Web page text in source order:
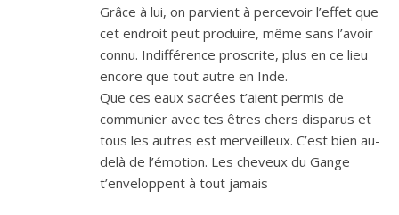
Grâce à lui, on parvient à percevoir l’effet que
cet endroit peut produire, même sans l’avoir
connu. Indifférence proscrite, plus en ce lieu
encore que tout autre en Inde.
Que ces eaux sacrées t’aient permis de
communier avec tes êtres chers disparus et
tous les autres est merveilleux. C’est bien au-
delà de l’émotion. Les cheveux du Gange
t’enveloppent à tout jamais